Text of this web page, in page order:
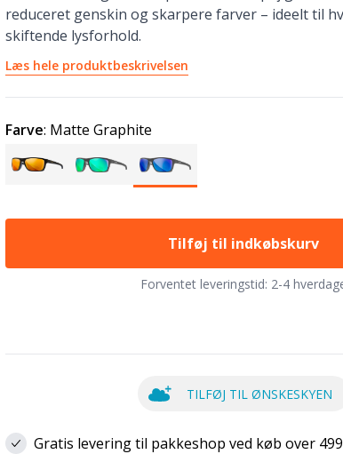
reduceret genskin og skarpere farver – ideelt til
skiftende lysforhold.
Læs hele produktbeskrivelsen
Farve: Matte Graphite
Tilføj til indkøbskurv
Forventet leveringstid: 2-4
TILFØJ TIL ØNSKESKYEN
Gratis levering til pakkeshop ved køb over